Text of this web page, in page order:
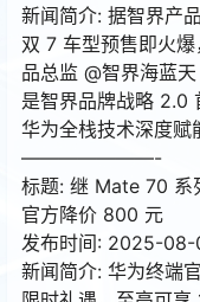
新闻简介: 据智界产
双 7 车型预售即火
品总监 @智界海蓝
是智界品牌战略 2.0
华为全栈技术深度赋
———————-
标题: 继 Mate 70
官方降价 800 元
发布时间: 2025-08-
新闻简介: 华为终端